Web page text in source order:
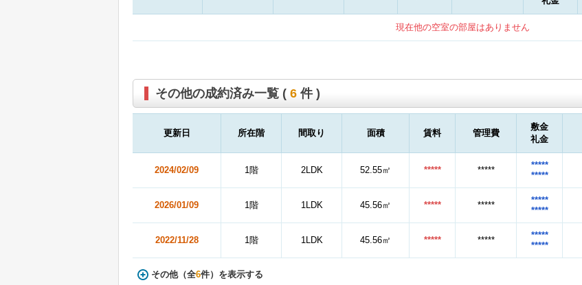
現在他の空室の部屋はありません
その他の成約済み一覧 ( 6 件 )
更新日 所在階 間取り 面積 賃料 管理費
敷金
礼金
2024/02/09 1階 2LDK 52.55㎡ ***** *****
*****
*****
2026/01/09 1階 1LDK 45.56㎡ ***** *****
*****
*****
2022/11/28 1階 1LDK 45.56㎡ ***** *****
*****
*****
その他（全6件）を表示する